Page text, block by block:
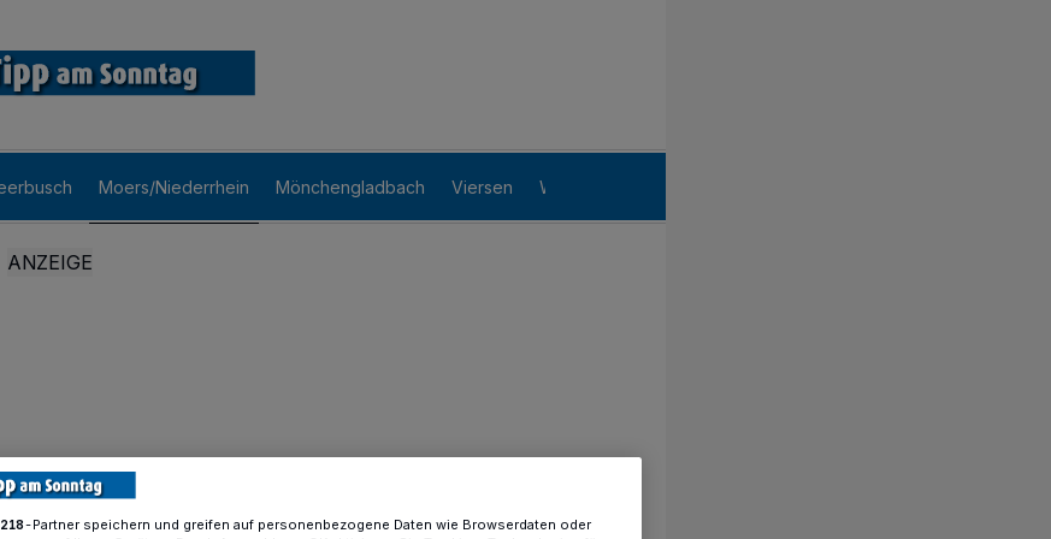
Moers/Niederrhein Mönchengladbach Viersen Willich
218-Partner speichern und greifen auf personenbezogene Daten wie Browserdaten oder